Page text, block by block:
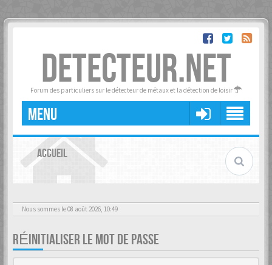
DETECTEUR.NET
Forum des particuliers sur le détecteur de métaux et la détection de loisir
MENU
ACCUEIL
Nous sommes le 08 août 2026, 10:49
RÉINITIALISER LE MOT DE PASSE